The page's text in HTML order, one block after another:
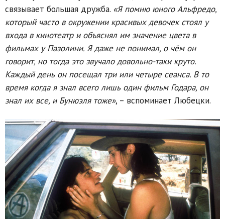
связывает большая дружба. «Я помню юного Альфредо,
который часто в окружении красивых девочек стоял у
входа в кинотеатр и объяснял им значение цвета в
фильмах у Пазолини. Я даже не понимал, о чём он
говорит, но тогда это звучало довольно-таки круто.
Каждый день он посещал три или четыре сеанса. В то
время когда я знал всего лишь один фильм Годара, он
знал их все, и Бунюэля тоже», – вспоминает Любецки.